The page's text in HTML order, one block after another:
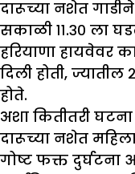
दारूच्या नशेत
सकाळी ११.३० ला
हरियाणा हायवेवर
दिली होती,
होते.
अशा कितीतरी
दारूच्या नशेत
गोष्ट फक्त